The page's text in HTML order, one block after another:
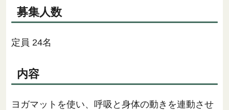
募集人数
定員 24名
内容
ヨガマットを使い、呼吸と身体の動きを連動させ